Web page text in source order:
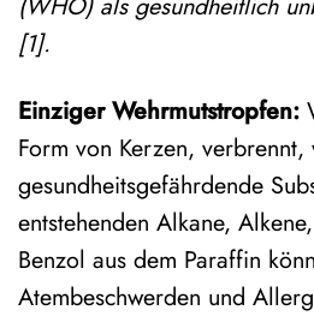
[1].
Einziger Wehrmutstropfen:
Form von Kerzen, verbrennt,
gesundheitsgefährdende
entstehenden Alkane,
Benzol aus dem Paraffin
Atembeschwerden und